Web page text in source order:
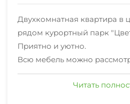
Двухкомнатная квартира в
рядом курортный парк
Приятно и уютно.
Всю мебель можно
Очень удобное
находится: Автовокзал,
Читать